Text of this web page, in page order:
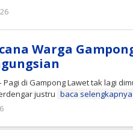
Warga
Pagi di Gampong Lawet tak lagi
justru baca selengkapnya